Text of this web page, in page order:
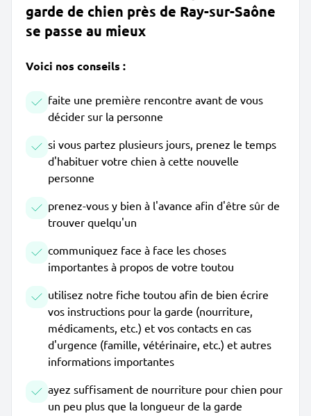
garde de chien près de Ray-sur-Saône
se passe au mieux
Voici nos conseils :
faite une première rencontre avant de vous
décider sur la personne
si vous partez plusieurs jours, prenez le temps
d'habituer votre chien à cette nouvelle
personne
prenez-vous y bien à l'avance afin d'être sûr de
trouver quelqu'un
communiquez face à face les choses
importantes à propos de votre toutou
utilisez notre fiche toutou afin de bien écrire
vos instructions pour la garde (nourriture,
médicaments, etc.) et vos contacts en cas
d'urgence (famille, vétérinaire, etc.) et autres
informations importantes
ayez suffisament de nourriture pour chien pour
un peu plus que la longueur de la garde